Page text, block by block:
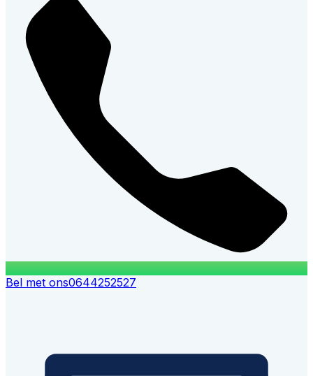
Bel met ons0644252527